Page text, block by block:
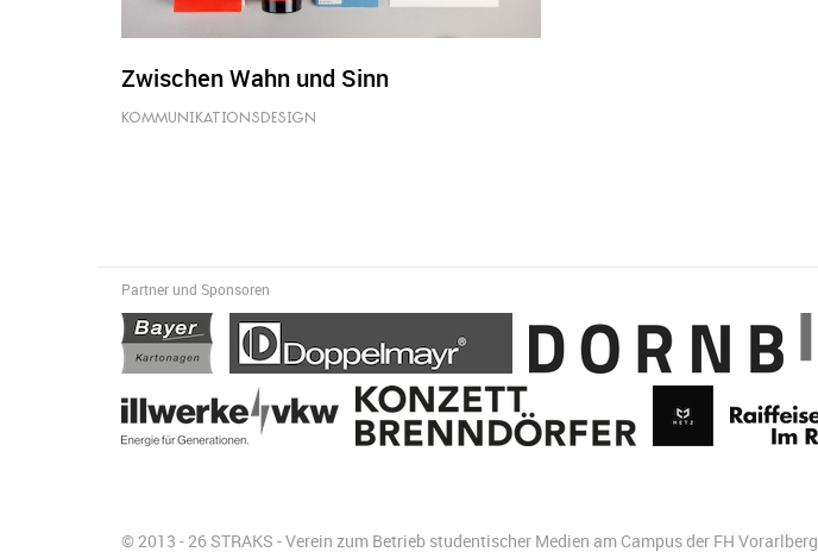
Zwischen Wahn und Sinn
KOMMUNIKATIONSDESIGN
Partner und Sponsoren
© 2013 - 26 STRAKS - Verein zum Betrieb studentischer Medien am Campus der FH Vorarlberg